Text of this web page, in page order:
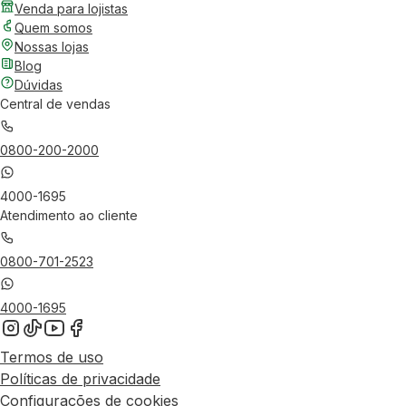
Venda para lojistas
Quem somos
Nossas lojas
Blog
Dúvidas
Central de vendas
0800-200-2000
4000-1695
Atendimento ao cliente
0800-701-2523
4000-1695
Termos de uso
Políticas de privacidade
Configurações de cookies